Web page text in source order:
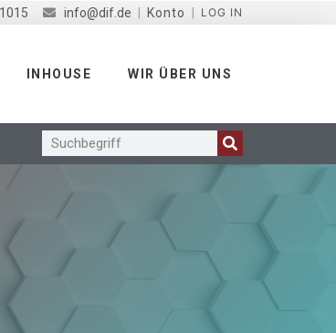
info@dif.de Konto LOG IN
INHOUSE WIR ÜBER UNS